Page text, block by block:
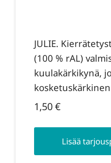
JULIE.
(100 % rAL)
kuulakärkikynä,
1,50€
Lisää